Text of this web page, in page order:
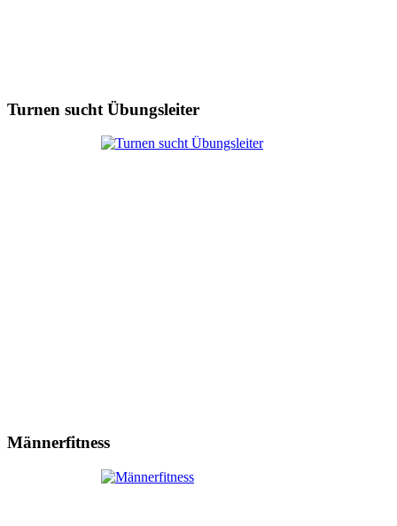
Turnen sucht Übungsleiter
Männerfitness